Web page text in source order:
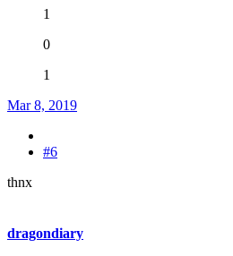
1
0
1
Mar 8, 2019
#6
thnx
dragondiary